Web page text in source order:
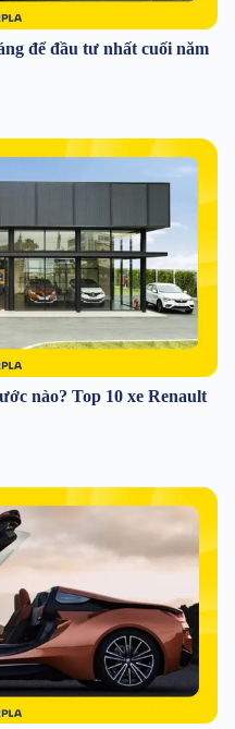
để đầu tư nhất cuối năm
nào? Top 10 xe Renault